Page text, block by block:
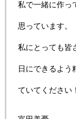
私で一緒に作っ
思っています。
私にとっても皆
日にできるよう
ていてください！